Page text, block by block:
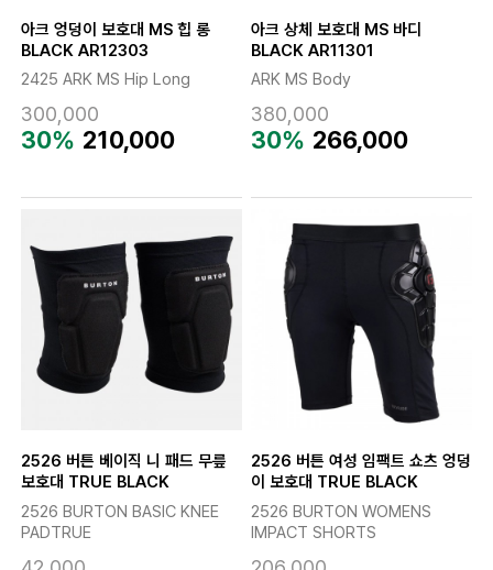
아크 엉덩이 보호대 MS 힙 롱
BLACK AR12303
2425 ARK MS Hip Long
300,000
30% 210,000
아크 상체 보호대 MS 바디
BLACK AR11301
ARK MS Body
380,000
30% 266,000
2526 버튼 베이직 니 패드 무릎
보호대 TRUE BLACK
2526 BURTON BASIC KNEE
PADTRUE
2526 버튼 여성 임팩트 쇼츠 엉덩
이 보호대 TRUE BLACK
2526 BURTON WOMENS
IMPACT SHORTS